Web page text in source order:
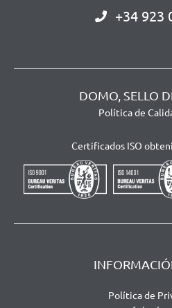
+34 923
DOMO, SELLO
Política de
Certificados ISO
Política de